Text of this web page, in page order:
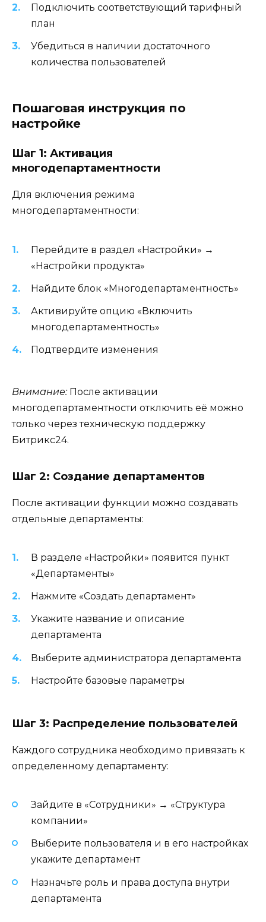
Подключить соответствующий тарифный
план
Убедиться в наличии достаточного
количества пользователей
Пошаговая инструкция по
настройке
Шаг 1: Активация
многодепартаментности
Для включения режима
многодепартаментности:
Перейдите в раздел «Настройки» →
«Настройки продукта»
Найдите блок «Многодепартаментность»
Активируйте опцию «Включить
многодепартаментность»
Подтвердите изменения
Внимание:После активации
многодепартаментности отключить её можно
только через техническую поддержку
Битрикс24.
Шаг 2: Создание департаментов
После активации функции можно создавать
отдельные департаменты:
В разделе «Настройки» появится пункт
«Департаменты»
Нажмите «Создать департамент»
Укажите название и описание
департамента
Выберите администратора департамента
Настройте базовые параметры
Шаг 3: Распределение пользователей
Каждого сотрудника необходимо привязать к
определенному департаменту:
Зайдите в «Сотрудники» → «Структура
компании»
Выберите пользователя и в его настройках
укажите департамент
Назначьте роль и права доступа внутри
департамента